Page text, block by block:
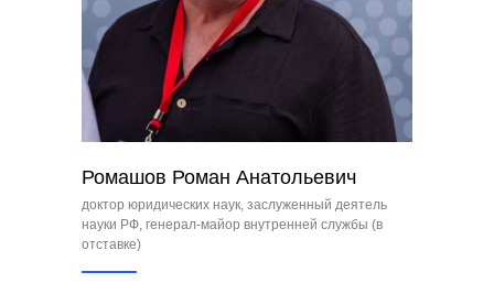
Ромашов Роман Анатольевич
доктор юридических наук, заслуженный деятель
науки РФ, генерал-майор внутренней службы (в
отставке)